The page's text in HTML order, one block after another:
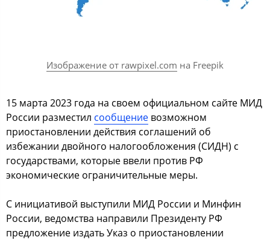
Изображение от rawpixel.com на Freepik
15 марта 2023 года на своем официальном сайте МИД
России разместил сообщение возможном
приостановлении действия соглашений об
избежании двойного налогообложения (СИДН) с
государствами, которые ввели против РФ
экономические ограничительные меры.
С инициативой выступили МИД России и Минфин
России, ведомства направили Президенту РФ
предложение издать Указ о приостановлении